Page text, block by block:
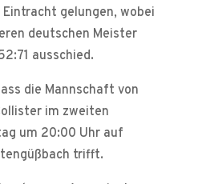
Eintracht gelungen, wobei
deutschen Meister
ausschied.
die Mannschaft von
im zweiten
um 20:00 Uhr auf
trifft.